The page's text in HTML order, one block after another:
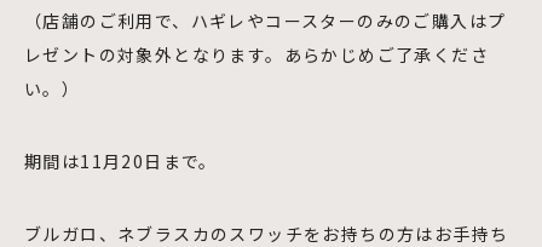
（店舗のご利用で、ハギレやコースターのみのご購入はプ
レゼントの対象外となります。あらかじめご了承くださ
い。）
期間は11月20日まで。
ブルガロ、ネブラスカのスワッチをお持ちの方はお手持ち